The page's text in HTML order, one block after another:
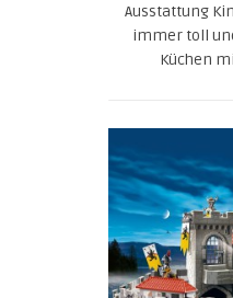
Ausstattung
immer toll
Küchen